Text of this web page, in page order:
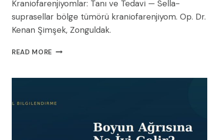
Kraniofarenjiyomlar: Tanı ve Tedavi — Sella-
suprasellar bölge tümörü kraniofarenjiyom. Op. Dr.
Kenan Şimşek, Zonguldak.
READ MORE KRANIOFARENJIYOMLAR:
TEDAVI